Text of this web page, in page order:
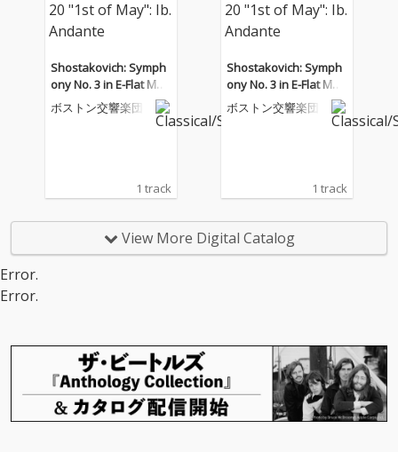
Shostakovich: Symph
ony No. 3 in E-Flat Maj
or, Op. 20 "1st of Ma
y": Ib. Andante
ボストン交響楽団
1 track
Shostakovich: Symph
ony No. 3 in E-Flat Maj
or, Op. 20 "1st of Ma
y": Ib. Andante
ボストン交響楽団
1 track
View More Digital Catalog
Error.
Error.